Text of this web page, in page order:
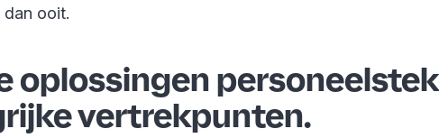
dan ooit.
oplossingen
vertrekpunten.